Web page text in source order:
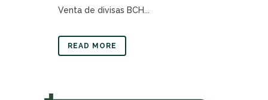
Venta de divisas BCH...
READ MORE